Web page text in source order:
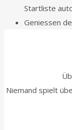
Startliste
Geniessen
Niemand spielt